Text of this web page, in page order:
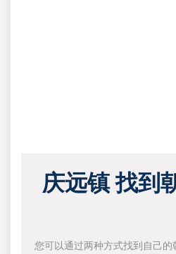
庆远镇 找到
您可以通过两种方式找到自己